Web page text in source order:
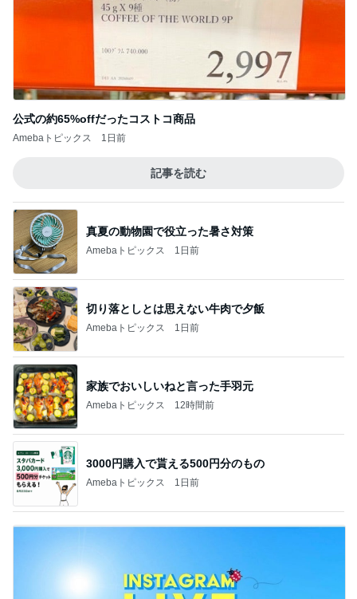
公式の約65%offだったコストコ商品
Amebaトピックス 1日前
記事を読む
真夏の動物園で役立った暑さ対策
Amebaトピックス 1日前
切り落としとは思えない牛肉で夕飯
Amebaトピックス 1日前
家族でおいしいねと言った手羽元
Amebaトピックス 12時間前
3000円購入で貰える500円分のもの
Amebaトピックス 1日前